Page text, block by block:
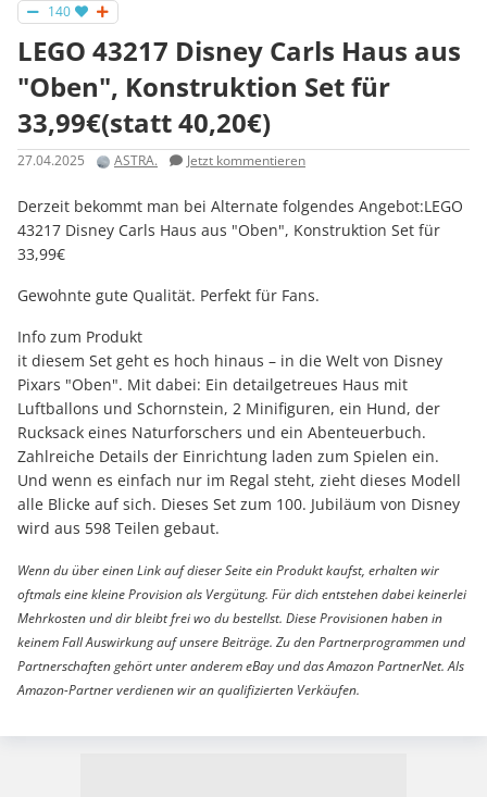
140
LEGO 43217 Disney Carls Haus aus
"Oben", Konstruktion Set für
33,99€(statt 40,20€)
27.04.2025 ASTRA. Jetzt kommentieren
Derzeit bekommt man bei Alternate folgendes Angebot:LEGO
43217 Disney Carls Haus aus "Oben", Konstruktion Set für
33,99€
Gewohnte gute Qualität. Perfekt für Fans.
Info zum Produkt
it diesem Set geht es hoch hinaus – in die Welt von Disney
Pixars "Oben". Mit dabei: Ein detailgetreues Haus mit
Luftballons und Schornstein, 2 Minifiguren, ein Hund, der
Rucksack eines Naturforschers und ein Abenteuerbuch.
Zahlreiche Details der Einrichtung laden zum Spielen ein.
Und wenn es einfach nur im Regal steht, zieht dieses Modell
alle Blicke auf sich. Dieses Set zum 100. Jubiläum von Disney
wird aus 598 Teilen gebaut.
Wenn du über einen Link auf dieser Seite ein Produkt kaufst, erhalten wir
oftmals eine kleine Provision als Vergütung. Für dich entstehen dabei keinerlei
Mehrkosten und dir bleibt frei wo du bestellst. Diese Provisionen haben in
keinem Fall Auswirkung auf unsere Beiträge. Zu den Partnerprogrammen und
Partnerschaften gehört unter anderem eBay und das Amazon PartnerNet. Als
Amazon-Partner verdienen wir an qualifizierten Verkäufen.